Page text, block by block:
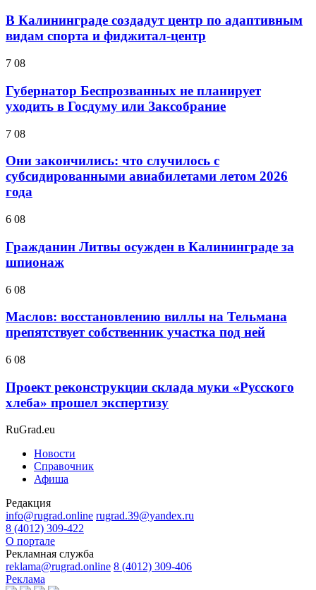
В Калининграде создадут центр по адаптивным
видам спорта и фиджитал-центр
7 08
Губернатор Беспрозванных не планирует
уходить в Госдуму или Заксобрание
7 08
Они закончились: что случилось с
субсидированными авиабилетами летом 2026
года
6 08
Гражданин Литвы осужден в Калининграде за
шпионаж
6 08
Маслов: восстановлению виллы на Тельмана
препятствует собственник участка под ней
6 08
Проект реконструкции склада муки «Русского
хлеба» прошел экспертизу
RuGrad.eu
Новости
Справочник
Афиша
Редакция
info@rugrad.online rugrad.39@yandex.ru
8 (4012) 309-422
О портале
Рекламная служба
reklama@rugrad.online 8 (4012) 309-406
Реклама